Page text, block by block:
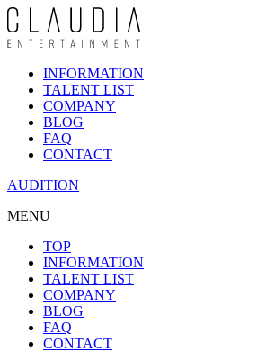
INFORMATION
TALENT LIST
COMPANY
BLOG
FAQ
CONTACT
AUDITION
MENU
TOP
INFORMATION
TALENT LIST
COMPANY
BLOG
FAQ
CONTACT